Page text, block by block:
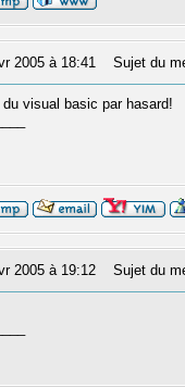
2005 à 18:41 Sujet du
visual basic par hasard!
2005 à 19:12 Sujet du